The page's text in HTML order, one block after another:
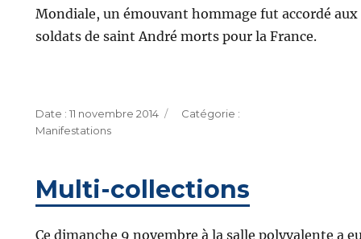
Mondiale, un émouvant hommage fut accordé aux
soldats de saint André morts pour la France.
Publié
le
11 novembre 2014
Catégories
Manifestations
Multi-collections
Ce dimanche 9 novembre à la salle polyvalente a